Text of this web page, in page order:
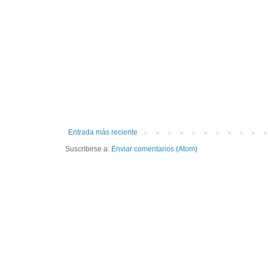
Entrada más reciente
Suscribirse a: Enviar comentarios (Atom)